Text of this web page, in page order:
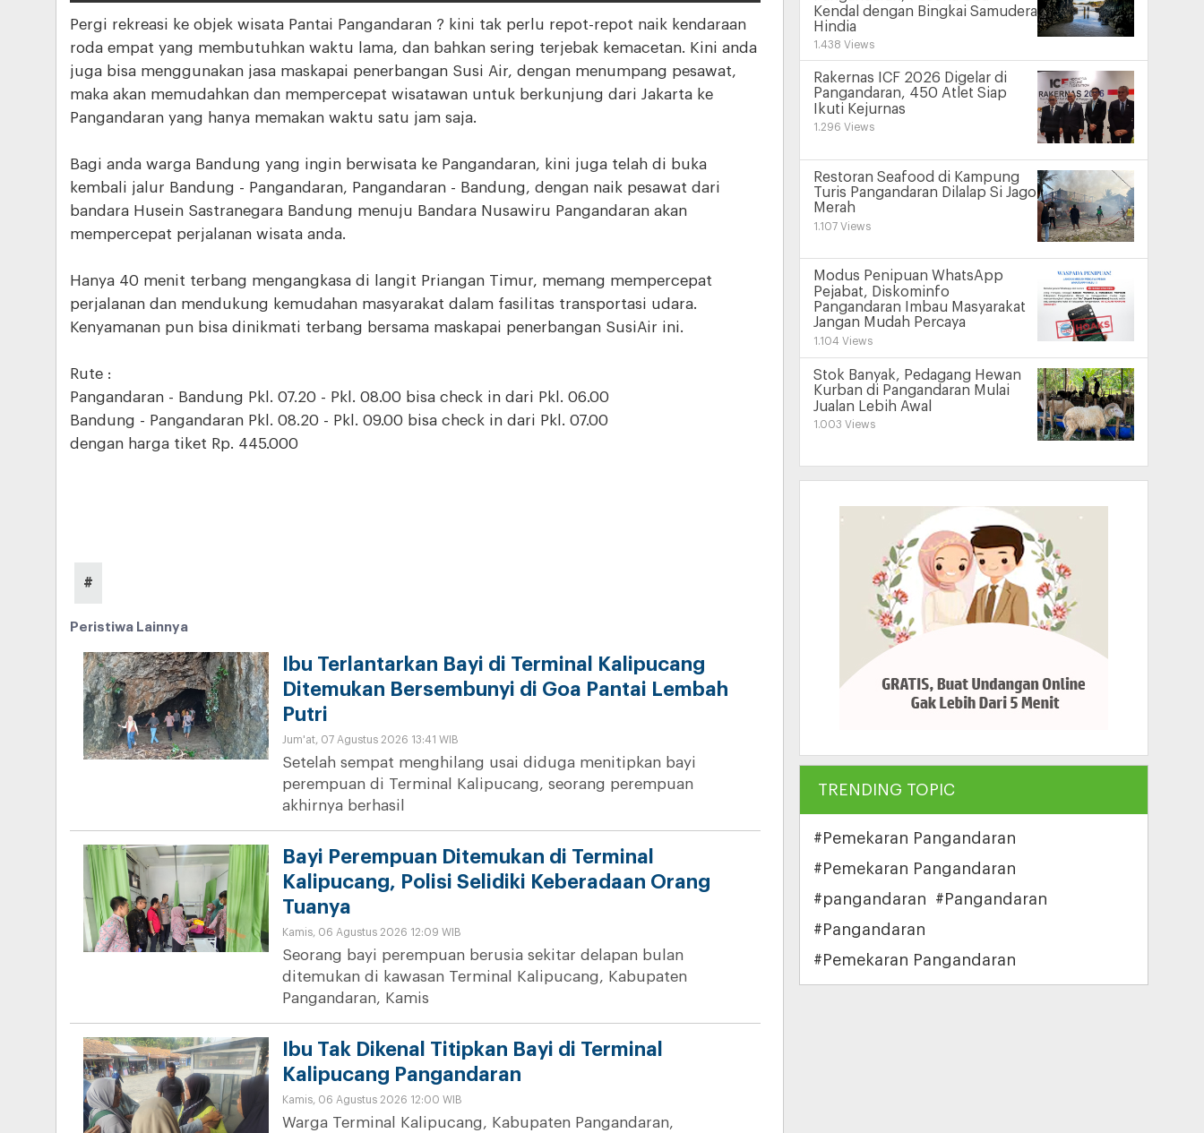
Pergi rekreasi ke objek wisata Pantai Pangandaran ? kini tak perlu repot-repot naik kendaraan
roda empat yang membutuhkan waktu lama, dan bahkan sering terjebak kemacetan. Kini anda
juga bisa menggunakan jasa maskapai penerbangan Susi Air, dengan menumpang pesawat,
maka akan memudahkan dan mempercepat wisatawan untuk berkunjung dari Jakarta ke
Pangandaran yang hanya memakan waktu satu jam saja.
Bagi anda warga Bandung yang ingin berwisata ke Pangandaran, kini juga telah di buka
kembali jalur Bandung - Pangandaran, Pangandaran - Bandung, dengan naik pesawat dari
bandara Husein Sastranegara Bandung menuju Bandara Nusawiru Pangandaran akan
mempercepat perjalanan wisata anda.
Hanya 40 menit terbang mengangkasa di langit Priangan Timur, memang mempercepat
perjalanan dan mendukung kemudahan masyarakat dalam fasilitas transportasi udara.
Kenyamanan pun bisa dinikmati terbang bersama maskapai penerbangan SusiAir ini.
Rute :
Pangandaran - Bandung Pkl. 07.20 - Pkl. 08.00 bisa check in dari Pkl. 06.00
Bandung - Pangandaran Pkl. 08.20 - Pkl. 09.00 bisa check in dari Pkl. 07.00
dengan harga tiket Rp. 445.000
#
Peristiwa Lainnya
Ibu Terlantarkan Bayi di Terminal Kalipucang
Ditemukan Bersembunyi di Goa Pantai Lembah
Putri
Jum'at, 07 Agustus 2026 13:41 WIB
Setelah sempat menghilang usai diduga menitipkan bayi
perempuan di Terminal Kalipucang, seorang perempuan
akhirnya berhasil
Bayi Perempuan Ditemukan di Terminal
Kalipucang, Polisi Selidiki Keberadaan Orang
Tuanya
Kamis, 06 Agustus 2026 12:09 WIB
Seorang bayi perempuan berusia sekitar delapan bulan
ditemukan di kawasan Terminal Kalipucang, Kabupaten
Pangandaran, Kamis
Ibu Tak Dikenal Titipkan Bayi di Terminal
Kalipucang Pangandaran
Kamis, 06 Agustus 2026 12:00 WIB
Warga Terminal Kalipucang, Kabupaten Pangandaran,
Kendal dengan Bingkai Samudera
Hindia
1.438 Views
Rakernas ICF 2026 Digelar di
Pangandaran, 450 Atlet Siap
Ikuti Kejurnas
1.296 Views
Restoran Seafood di Kampung
Turis Pangandaran Dilalap Si Jago
Merah
1.107 Views
Modus Penipuan WhatsApp
Pejabat, Diskominfo
Pangandaran Imbau Masyarakat
Jangan Mudah Percaya
1.104 Views
Stok Banyak, Pedagang Hewan
Kurban di Pangandaran Mulai
Jualan Lebih Awal
1.003 Views
TRENDING TOPIC
#Pemekaran Pangandaran
#Pemekaran Pangandaran
#pangandaran
#Pangandaran
#Pangandaran
#Pemekaran Pangandaran